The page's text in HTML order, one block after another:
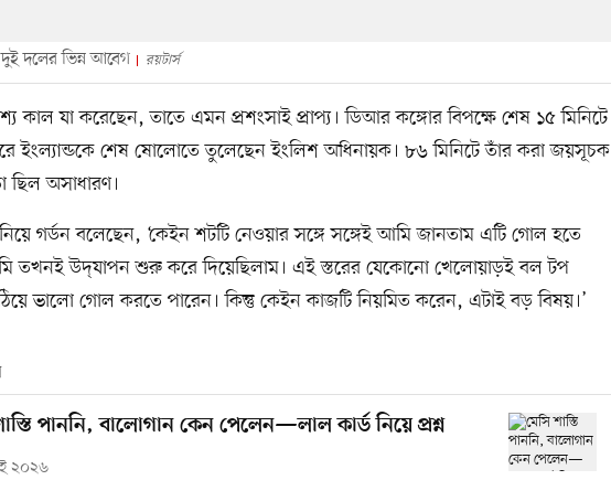
দলের ভিন্ন আবেগ রয়টার্স
কাল যা করেছেন, তাতে এমন প্রশংসাই প্রাপ্য। ডিআর কঙ্গোর বিপক্ষে শেষ ১৫ মিনিটে
ইংল্যান্ডকে শেষ ষোলোতে তুলেছেন ইংলিশ অধিনায়ক। ৮৬ মিনিটে তাঁর করা জয়সূচক
ছিল অসাধারণ।
গর্ডন বলেছেন, ‘কেইন শটটি নেওয়ার সঙ্গে সঙ্গেই আমি জানতাম এটি গোল হতে
তখনই উদ্‌যাপন শুরু করে দিয়েছিলাম। এই স্তরের যেকোনো খেলোয়াড়ই বল টপ
ভালো গোল করতে পারেন। কিন্তু কেইন কাজটি নিয়মিত করেন, এটাই বড় বিষয়।’
পাননি, বালোগান কেন পেলেন—লাল কার্ড নিয়ে প্রশ্ন
২০২৬